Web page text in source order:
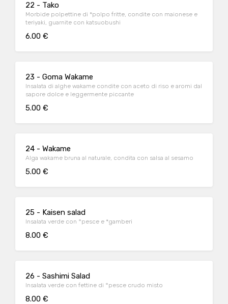
22 - Tako
Morbide polpettine di *polpo fritte, condite con maionese e
teriyaki, guarnite con katsuobushi
6.00 €
23 - Goma Wakame
Insalata di alghe wakame condite con aceto di riso e aromi dal
sapore dolce e leggermente piccante
5.00 €
24 - Wakame
Alga wakame bruna al naturale, condita con salsa al sesamo
5.00 €
25 - Kaisen salad
Insalata verde con °pesce e *gamberi
8.00 €
26 - Sashimi Salad
Insalata verde con fettine di °pesce crudo misto
8.00 €